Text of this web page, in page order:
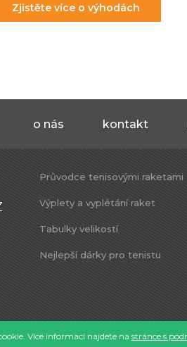
Zjistěte více o výhodách
o nás kontakt
Průvodce tenisovými raketami
Výplety a vyplétání raket
Tabulky velikostí
Nejlepší dárky pro tenistu
Více informací najdete na stránce s